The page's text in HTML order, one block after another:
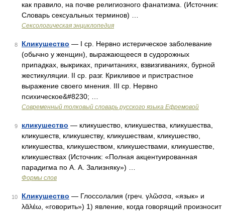
как правило, на почве религиозного фанатизма. (Источник:
Словарь сексуальных терминов) …
Сексологическая энциклопедия
8 Кликушество — I ср. Нервно истерическое заболевание
(обычно у женщин), выражающееся в судорожных
припадках, выкриках, причитаниях, взвизгиваниях, бурной
жестикуляции. II ср. разг. Крикливое и пристрастное
выражение своего мнения. III ср. Нервно
психическое&#8230; …
Современный толковый словарь русского языка Ефремовой
9 кликушество — кликушество, кликушества, кликушества,
кликушеств, кликушеству, кликушествам, кликушество,
кликушества, кликушеством, кликушествами, кликушестве,
кликушествах (Источник: «Полная акцентуированная
парадигма по А. А. Зализняку») …
Формы слов
10 Кликушество — Глоссолалия (греч. γλῶσσα, «язык» и
λᾰλέω, «говорить») 1) явление, когда говорящий произносит